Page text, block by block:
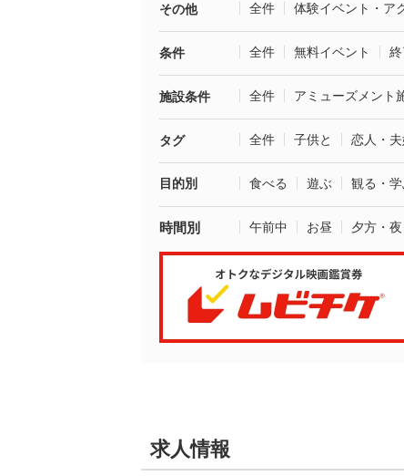
その他 全件 体験イベント・ア
条件 全件 無料イベント
施設条件 全件 アミューズメント
タグ 全件 子供と 恋人・
目的別 食べる 遊ぶ 観る・学
時間別 午前中 お昼 夕方・夜
求人情報